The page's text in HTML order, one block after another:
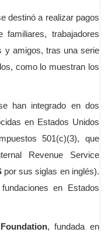
destinó a realizar pagos
trabajadores
y amigos, tras una serie
como lo muestran los
han integrado en dos
en Estados Unidos
501(c)(3), que
Revenue Service
por sus siglas en inglés).
en Estados
, fundada en